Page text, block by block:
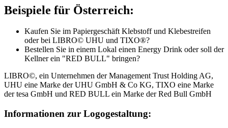
Beispiele für Österreich:
Kaufen Sie im Papiergeschäft Klebstoff und Klebestreifen
oder bei LIBRO© UHU und TIXO®?
Bestellen Sie in einem Lokal einen Energy Drink oder soll der
Kellner ein "RED BULL" bringen?
LIBRO©, ein Unternehmen der Management Trust Holding AG,
UHU eine Marke der UHU GmbH & Co KG, TIXO eine Marke
der tesa GmbH und RED BULL ein Marke der Red Bull GmbH
Informationen zur Logogestaltung: